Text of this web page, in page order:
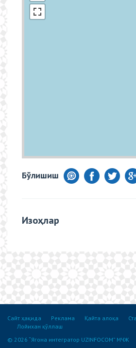
Бўлишиш
Изоҳлар
Сайт ҳақида Реклама Қайта алоқа
Лойихан қўллаш
© 2026 “Ягона интегратор UZINFOCOM” МЧЖ